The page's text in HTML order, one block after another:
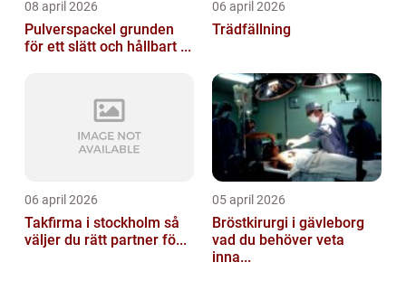
08 april 2026
Pulverspackel grunden
för ett slätt och hållbart ...
06 april 2026
Trädfällning
06 april 2026
Takfirma i stockholm så
väljer du rätt partner fö...
05 april 2026
Bröstkirurgi i gävleborg
vad du behöver veta
inna...